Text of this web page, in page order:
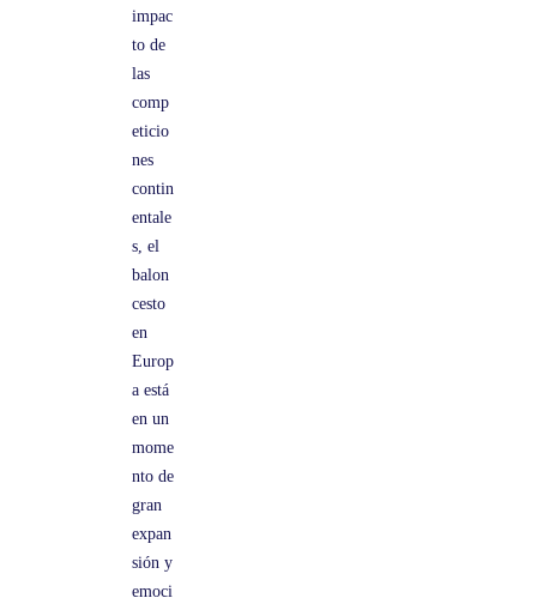
impac
to de
las
comp
eticio
nes
contin
entale
s, el
balon
cesto
en
Europ
a está
en un
mome
nto de
gran
expan
sión y
emoci